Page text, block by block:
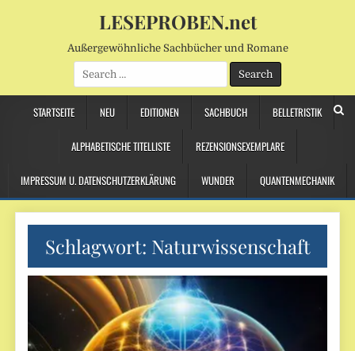
LESEPROBEN.net
Außergewöhnliche Sachbücher und Romane
Search
for:
STARTSEITE NEU EDITIONEN SACHBUCH BELLETRISTIK
ALPHABETISCHE TITELLISTE REZENSIONSEXEMPLARE
IMPRESSUM U. DATENSCHUTZERKLÄRUNG WUNDER QUANTENMECHANIK
Schlagwort: Naturwissenschaft